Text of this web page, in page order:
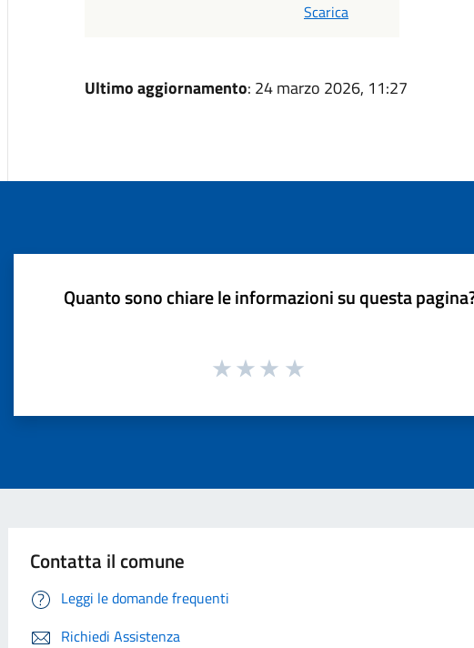
Scarica
Ultimo aggiornamento: 24 marzo 2026, 11:27
Quanto sono chiare le informazioni su questa
Contatta il comune
Leggi le domande frequenti
Richiedi Assistenza